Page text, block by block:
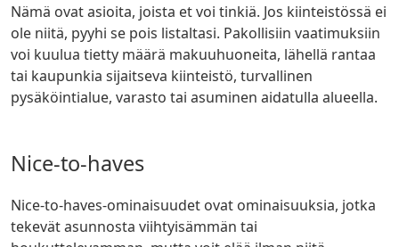
Nämä ovat asioita, joista et voi tinkiä. Jos kiinteistössä ei
ole niitä, pyyhi se pois listaltasi. Pakollisiin vaatimuksiin
voi kuulua tietty määrä makuuhuoneita, lähellä rantaa
tai kaupunkia sijaitseva kiinteistö, turvallinen
pysäköintialue, varasto tai asuminen aidatulla alueella.
Nice-to-haves
Nice-to-haves-ominaisuudet ovat ominaisuuksia, jotka
tekevät asunnosta viihtyisämmän tai